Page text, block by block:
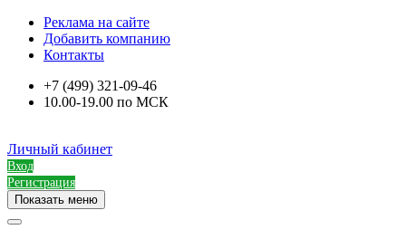
Реклама на сайте
Добавить компанию
Контакты
+7 (499) 321-09-46
10.00-19.00 по МСК
Личный кабинет
Вход
Регистрация
Показать меню